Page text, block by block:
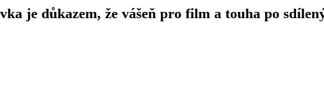
je důkazem, že vášeň pro film a touha po